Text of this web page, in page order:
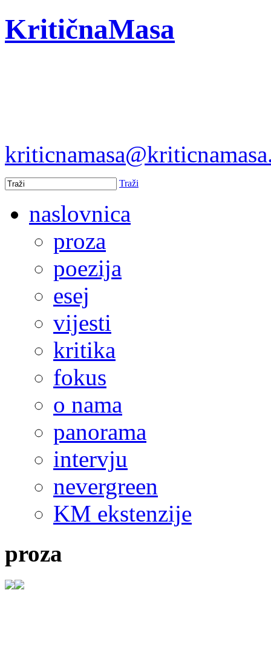
KritičnaMasa
Traži
naslovnica
proza
poezija
esej
vijesti
kritika
fokus
o nama
panorama
intervju
nevergreen
KM ekstenzije
proza